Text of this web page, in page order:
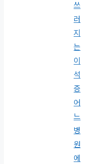
쓰
러
지
는
이
석
증
어
느
병
원
에